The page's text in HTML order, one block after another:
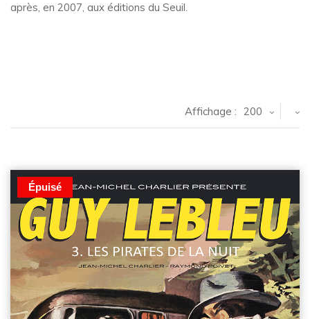
après, en 2007, aux éditions du Seuil.
Affichage : 200
Épuisé